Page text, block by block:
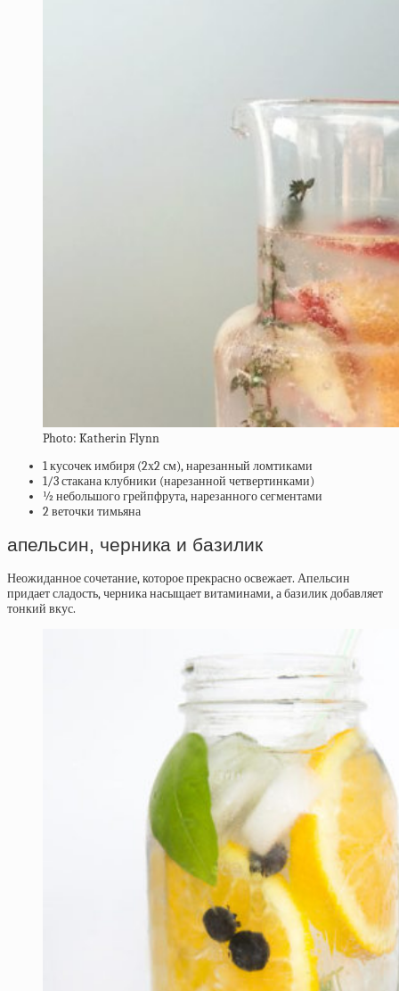
Photo: Katherin Flynn
1 кусочек имбиря (2х2 см), нарезанный ломтиками
1/3 стакана клубники (нарезанной четвертинками)
½ небольшого грейпфрута, нарезанного сегментами
2 веточки тимьяна
апельсин, черника и базилик
Неожиданное сочетание, которое прекрасно освежает. Апельсин
придает сладость, черника насыщает витаминами, а базилик добавляет
тонкий вкус.